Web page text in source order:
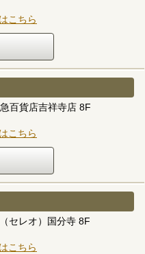
こちら
百貨店吉祥寺店 8F
こちら
セレオ）国分寺 8F
こちら